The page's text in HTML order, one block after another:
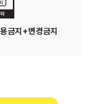
금지+변경금지